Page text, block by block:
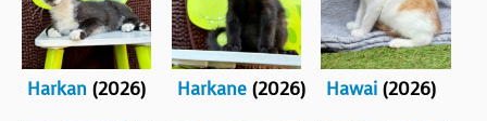
Harkan (2026) Harkane (2026) Hawai (2026)